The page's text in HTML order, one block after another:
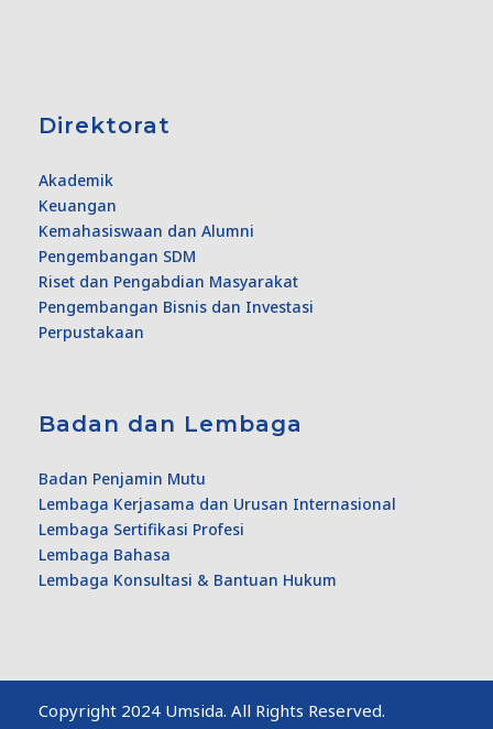
Direktorat
Akademik
Keuangan
Kemahasiswaan dan Alumni
Pengembangan SDM
Riset dan Pengabdian Masyarakat
Pengembangan Bisnis dan Investasi
Perpustakaan
Badan dan Lembaga
Badan Penjamin Mutu
Lembaga Kerjasama dan Urusan Internasional
Lembaga Sertifikasi Profesi
Lembaga Bahasa
Lembaga Konsultasi & Bantuan Hukum
Copyright 2024 Umsida. All Rights Reserved.